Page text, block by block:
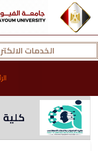
الخدمات